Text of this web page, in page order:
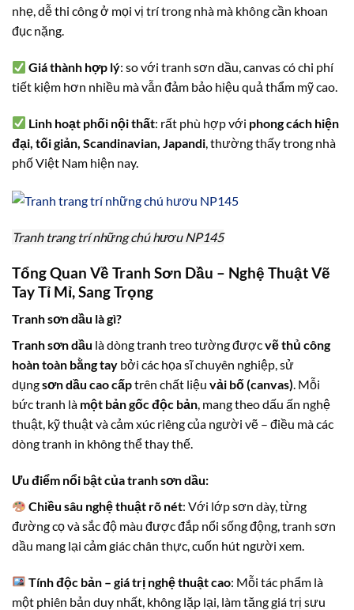
nhẹ, dễ thi công ở mọi vị trí trong nhà mà không cần khoan
đục nặng.
Giá thành hợp lý: so với tranh sơn dầu, canvas có chi phí
tiết kiệm hơn nhiều mà vẫn đảm bảo hiệu quả thẩm mỹ cao.
Linh hoạt phối nội thất: rất phù hợp với phong cách hiện
đại, tối giản, Scandinavian, Japandi , thường thấy trong nhà
phố Việt Nam hiện nay.
Tranh trang trí những chú hươu NP145
Tổng Quan Về Tranh Sơn Dầu – Nghệ Thuật Vẽ
Tay Tỉ Mỉ, Sang Trọng
Tranh sơn dầu là gì?
Tranh sơn dầu là dòng tranh treo tường đượcvẽ thủ công
hoàn toàn bằng tay bởi các họa sĩ chuyên nghiệp, sử
dụngsơn dầu cao cấptrên chất liệu vải bố (canvas). Mỗi
bức tranh là một bản gốc độc bản, mang theo dấu ấn nghệ
thuật, kỹ thuật và cảm xúc riêng của người vẽ – điều mà các
dòng tranh in không thể thay thế.
Ưu điểm nổi bật của tranh sơn dầu:
Chiều sâu nghệ thuật rõ nét: Với lớp sơn dày, từng
đường cọ và sắc độ màu được đắp nổi sống động, tranh sơn
dầu mang lại cảm giác chân thực, cuốn hút người xem.
Tính độc bản – giá trị nghệ thuật cao: Mỗi tác phẩm là
một phiên bản duy nhất, không lặp lại, làm tăng giá trị sưu